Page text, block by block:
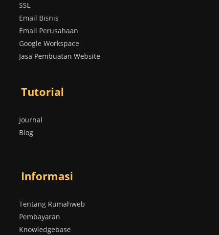
SSL
Email Bisnis
Email Perusahaan
Google Workspace
Jasa Pembuatan Website
Tutorial
Journal
Blog
Informasi
Tentang Rumahweb
Pembayaran
Knowledgebase